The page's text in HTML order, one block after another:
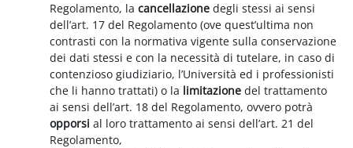
Regolamento, lacancellazione degli stessi ai sensi
dell’art. 17 del Regolamento (ove quest’ultima non
contrasti con la normativa vigente sulla conservazione
dei dati stessi e con la necessità di tutelare, in caso di
contenzioso giudiziario, l’Università ed i professionisti
che li hanno trattati) o la limitazione del trattamento
ai sensi dell’art. 18 del Regolamento, ovvero potrà
opporsi al loro trattamento ai sensi dell’art. 21 del
Regolamento,